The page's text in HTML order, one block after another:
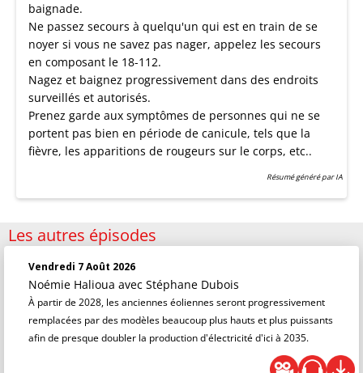
baignade.
Ne passez secours à quelqu'un qui est en train de se
noyer si vous ne savez pas nager, appelez les secours
en composant le 18-112.
Nagez et baignez progressivement dans des endroits
surveillés et autorisés.
Prenez garde aux symptômes de personnes qui ne se
portent pas bien en période de canicule, tels que la
fièvre, les apparitions de rougeurs sur le corps, etc..
Résumé généré par IA
Les autres épisodes
Vendredi 7 Août 2026
Noémie Halioua avec Stéphane Dubois
À partir de 2028, les anciennes éoliennes seront progressivement
remplacées par des modèles beaucoup plus hauts et plus puissants
afin de presque doubler la production d'électricité d'ici à 2035.